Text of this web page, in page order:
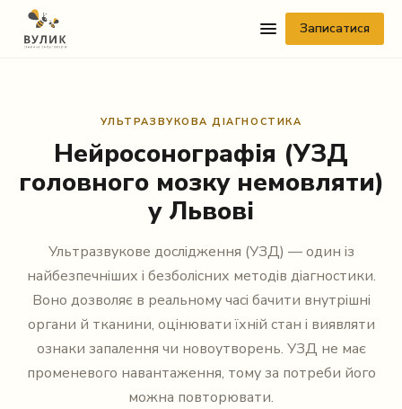
Записатися
УЛЬТРАЗВУКОВА ДІАГНОСТИКА
Нейросонографія (УЗД
головного мозку немовляти)
у Львові
Ультразвукове дослідження (УЗД) — один із
найбезпечніших і безболісних методів діагностики.
Воно дозволяє в реальному часі бачити внутрішні
органи й тканини, оцінювати їхній стан і виявляти
ознаки запалення чи новоутворень. УЗД не має
променевого навантаження, тому за потреби його
можна повторювати.
WhatsApp
Facebook Messenger